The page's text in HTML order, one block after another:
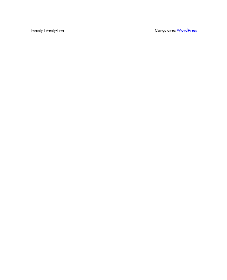
Twenty Twenty-Five Conçu avecWordPress